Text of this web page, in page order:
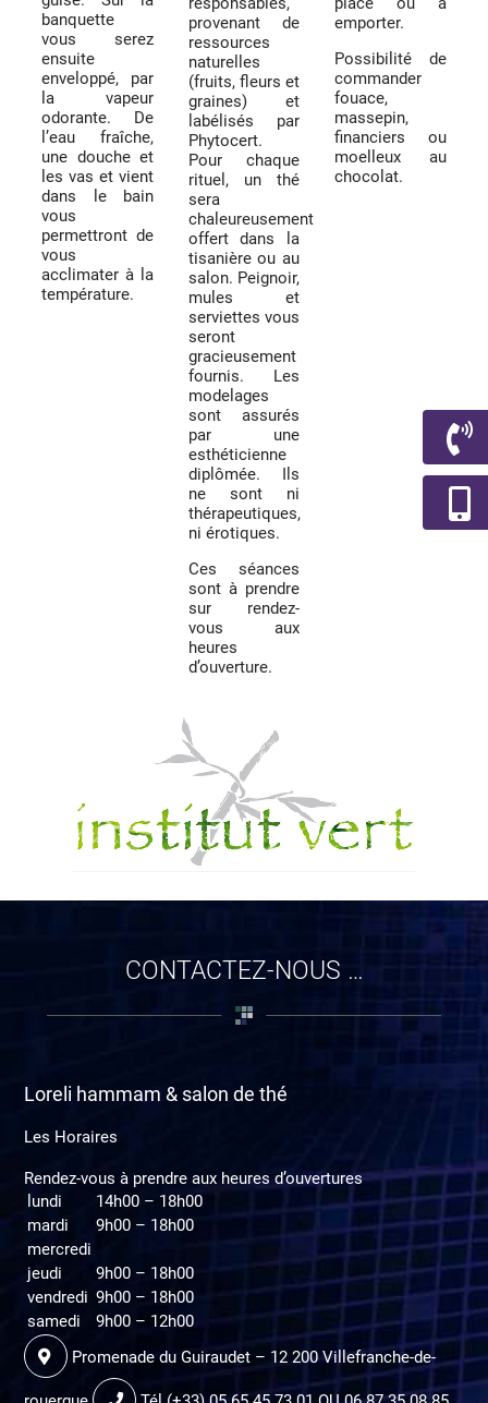
banquette
vous serez
ensuite
enveloppé, par
la vapeur
odorante. De
l’eau fraîche,
une douche et
les vas et vient
dans le bain
vous
permettront de
vous
acclimater à la
température.
provenant de
ressources
naturelles
(fruits, fleurs et
graines) et
labélisés par
Phytocert.
Pour chaque
rituel, un thé
sera
chaleureusement
offert dans la
tisanière ou au
salon. Peignoir,
mules et
serviettes vous
seront
gracieusement
fournis. Les
modelages
sont assurés
par une
esthéticienne
diplômée. Ils
ne sont ni
thérapeutiques,
ni érotiques.
Ces séances
sont à prendre
sur rendez-
vous aux
heures
d’ouverture.
emporter.
Possibilité de
commander
fouace,
massepin,
financiers ou
moelleux au
chocolat.
CONTACTEZ-NOUS …
Loreli hammam & salon de thé
Les Horaires
Rendez-vous à prendre aux heures d’ouvertures
lundi
14h00 – 18h00
mardi
9h00 – 18h00
mercredi
jeudi
9h00 – 18h00
vendredi 9h00 – 18h00
samedi
9h00 – 12h00
Promenade du Guiraudet – 12 200 Villefranche-de-